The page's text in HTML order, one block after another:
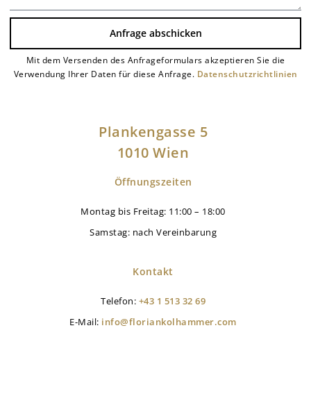
Anfrage abschicken
Alternative:
Mit dem Versenden des Anfrageformulars akzeptieren Sie die
Verwendung Ihrer Daten für diese Anfrage. Datenschutzrichtlinien
Plankengasse 5
1010 Wien
Öffnungszeiten
Montag bis Freitag: 11:00 – 18:00
Samstag: nach Vereinbarung
Kontakt
Telefon: +43 1 513 32 69
E-Mail: info@floriankolhammer.com